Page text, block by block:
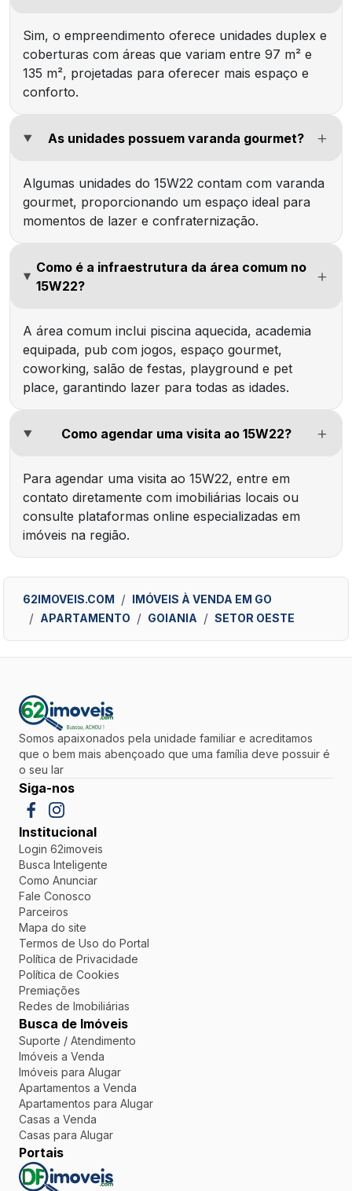
Sim, o empreendimento oferece unidades duplex e
coberturas com áreas que variam entre 97 m² e
135 m², projetadas para oferecer mais espaço e
conforto.
As unidades possuem varanda gourmet?
Algumas unidades do 15W22 contam com varanda
gourmet, proporcionando um espaço ideal para
momentos de lazer e confraternização.
Como é a infraestrutura da área comum no
15W22?
A área comum inclui piscina aquecida, academia
equipada, pub com jogos, espaço gourmet,
coworking, salão de festas, playground e pet
place, garantindo lazer para todas as idades.
Como agendar uma visita ao 15W22?
Para agendar uma visita ao 15W22, entre em
contato diretamente com imobiliárias locais ou
consulte plataformas online especializadas em
imóveis na região.
62IMOVEIS.COM
IMÓVEIS À VENDA EM GO
APARTAMENTO
GOIANIA SETOR OESTE
Somos apaixonados pela unidade familiar e acreditamos
que o bem mais abençoado que uma família deve possuir é
o seu lar
Siga-nos
Institucional
Login 62imoveis
Busca Inteligente
Como Anunciar
Fale Conosco
Parceiros
Mapa do site
Termos de Uso do Portal
Política de Privacidade
Política de Cookies
Premiações
Redes de Imobiliárias
Busca de Imóveis
Suporte / Atendimento
Imóveis a Venda
Imóveis para Alugar
Apartamentos a Venda
Apartamentos para Alugar
Casas a Venda
Casas para Alugar
Portais